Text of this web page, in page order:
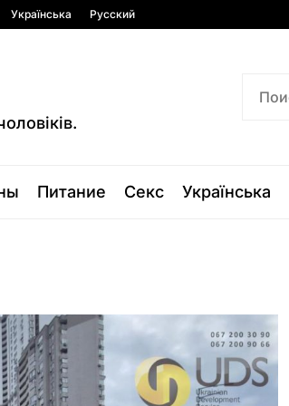
Українська Русский
Питание Секс Українська